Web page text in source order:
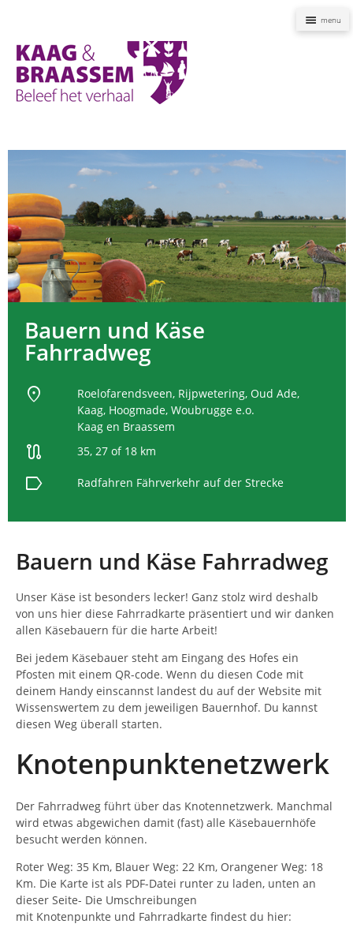
Bauern und Käse
Fahrradweg
location_on
Roelofarendsveen, Rijpwetering, Oud Ade,
Kaag, Hoogmade, Woubrugge e.o.
Kaag en Braassem
route 35, 27 of 18 km
label Radfahren Fährverkehr auf der Strecke
Bauern und Käse Fahrradweg
Unser Käse ist besonders lecker! Ganz stolz wird deshalb
von uns hier diese Fahrradkarte präsentiert und wir danken
allen Käsebauern für die harte Arbeit!
Bei jedem Käsebauer steht am Eingang des Hofes ein
Pfosten mit einem QR-code. Wenn du diesen Code mit
deinem Handy einscannst landest du auf der Website mit
Wissenswertem zu dem jeweiligen Bauernhof. Du kannst
diesen Weg überall starten.
Knotenpunktenetzwerk
Der Fahrradweg führt über das Knotennetzwerk. Manchmal
wird etwas abgewichen damit (fast) alle Käsebauernhöfe
besucht werden können.
Roter Weg: 35 Km, Blauer Weg: 22 Km, Orangener Weg: 18
Km. Die Karte ist als PDF-Datei runter zu laden, unten an
dieser Seite- Die Umschreibungen
mit Knotenpunkte und Fahrradkarte findest du hier: